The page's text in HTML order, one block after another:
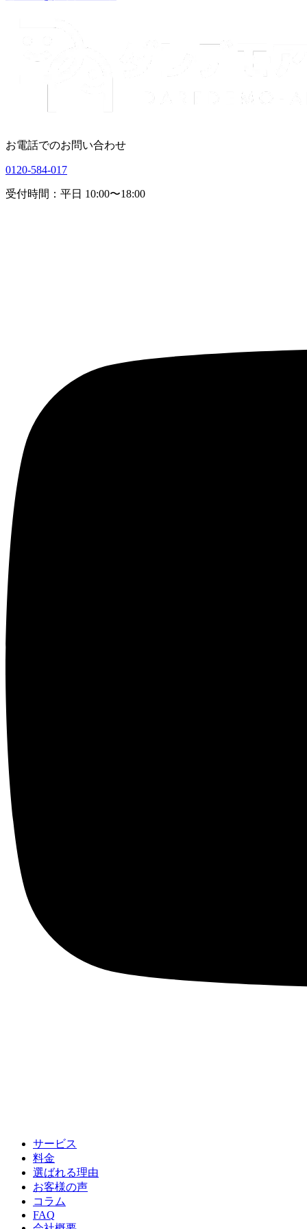
お電話でのお問い合わせ
0120-584-017
受付時間：平日 10:00〜18:00
サービス
料金
選ばれる理由
お客様の声
コラム
FAQ